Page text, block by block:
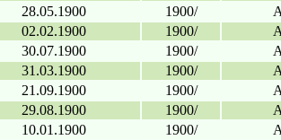
28.05.1900 1900/
02.02.1900 1900/
30.07.1900 1900/
31.03.1900 1900/
21.09.1900 1900/
29.08.1900 1900/
10.01.1900 1900/